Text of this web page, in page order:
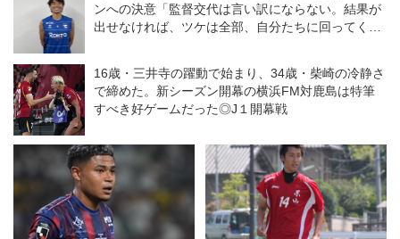
ンへの決意「監督交代は言い訳にならない。結果が
出せなければ、ツケは全部、自分たちに回ってく
16歳・三井寺の躍動で始まり、34歳・柴崎の冷静さ
で締めた。新シーズン開幕の横浜FM対鹿島は特筆
すべき好ゲームだった◎J１開幕戦